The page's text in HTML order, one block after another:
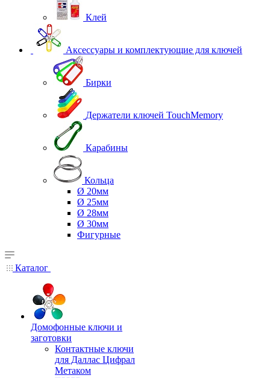
Клей
Аксессуары и комплектующие для ключей
Бирки
Держатели ключей TouchMemory
Карабины
Кольца
Ø 20мм
Ø 25мм
Ø 28мм
Ø 30мм
Фигурные
Каталог
Домофонные ключи и
заготовки
Контактные ключи
для Даллас Цифрал
Метаком